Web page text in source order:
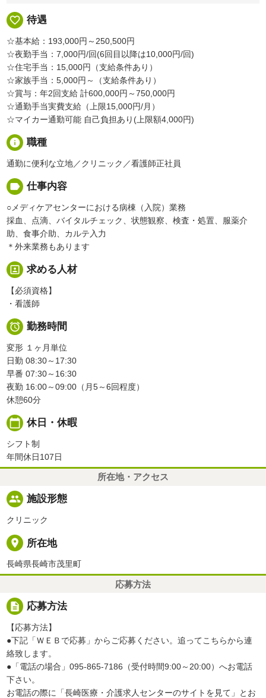
favorite_border 待遇
☆基本給：193,000円～250,500円
☆夜勤手当：7,000円/回(6回目以降は10,000円/回)
☆住宅手当：15,000円（支給条件あり）
☆家族手当：5,000円～（支給条件あり）
☆賞与：年2回支給 計600,000円～750,000円
☆通勤手当実費支給（上限15,000円/月）
☆マイカー通勤可能 自己負担あり(上限額4,000円)
info 職種
通勤に便利な立地／クリニック／看護師正社員
label 仕事内容
○メディケアセンターにおける病棟（入院）業務
採血、点滴、バイタルチェック、状態観察、検査・処置、服薬介
助、食事介助、カルテ入力
＊外来業務もあります
portrait 求める人材
【必須資格】
・看護師
 勤務時間
変形 １ヶ月単位
日勤 08:30～17:30
早番 07:30～16:30
夜勤 16:00～09:00（月5～6回程度）
休憩60分
calendar_today 休日・休暇
シフト制
年間休日107日
所在地・アクセス
people 施設形態
クリニック
place 所在地
長崎県長崎市茂里町
応募方法
description 応募方法
【応募方法】
●下記「ＷＥＢで応募」からご応募ください。追ってこちらから連
絡致します。
●「電話の場合」095-865-7186（受付時間9:00～20:00）へお電話
下さい。
お電話の際に「長崎医療・介護求人センターのサイトを見て」とお